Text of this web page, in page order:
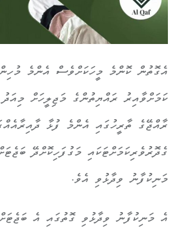
އެގޮތުން ކޮންމެ މީހަކަށްވެސް އެންމެ
ކަމަށްވާއިރު ރައްޔިތުންގެ މަޖިލީހަށް މިއަދު
ރާއްޖޭގެ ތާރީހުގައި އެންމެ ފުޅާ
ގެދޮރުވެރިކަމަށްޓަކައި މަގުފަހިކޮށްދޭ
މަނިކުފާނު ވިދާޅުވި އެވެ.
އެ މަނިކުފާނު ވިދާޅުވި ގޮތުގައި އެ